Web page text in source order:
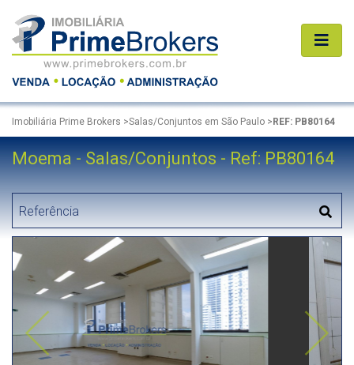
Imobiliária Prime Brokers >Salas/Conjuntos em São Paulo > REF: PB80164
Moema - Salas/Conjuntos - Ref: PB80164
Anterior